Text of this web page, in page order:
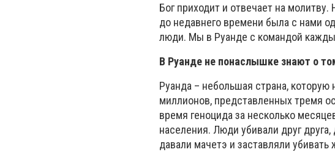
Бог приходит и отвечает на
до недавнего времени была с нами
люди. Мы в Руанде с командой
В Руанде не понаслышке знают о
Руанда – небольшая страна,
миллионов, представленных тремя
время геноцида за несколько
населения. Люди убивали друг
давали мачетэ и заставляли